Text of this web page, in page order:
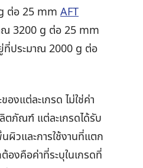
ต่อ 25 mm AFT
ณ 3200 g ต่อ 25 mm
ที่ประมาณ 2000 g ต่อ
องแต่ละเกรด ไม่ใช่ค่า
ตภัณฑ์ แต่ละเกรดได้รับ
ผิวและการใช้งานที่แตก
งคือค่าที่ระบุในเกรดที่